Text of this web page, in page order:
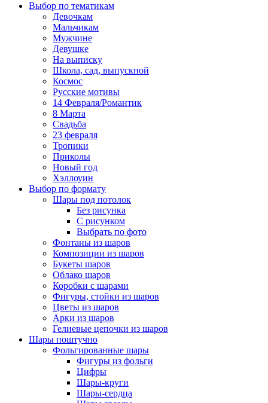
Выбор по тематикам
Девочкам
Мальчикам
Мужчине
Девушке
На выписку
Школа, сад, выпускной
Космос
Русские мотивы
14 Февраля/Романтик
8 Марта
Свадьба
23 февраля
Тропики
Приколы
Новый год
Хэллоуин
Выбор по формату
Шары под потолок
Без рисунка
С рисунком
Выбрать по фото
Фонтаны из шаров
Композиции из шаров
Букеты шаров
Облако шаров
Коробки с шарами
Фигуры, стойки из шаров
Цветы из шаров
Арки из шаров
Гелиевые цепочки из шаров
Шары поштучно
Фольгированные шары
Фигуры из фольги
Цифры
Шары-круги
Шары-сердца